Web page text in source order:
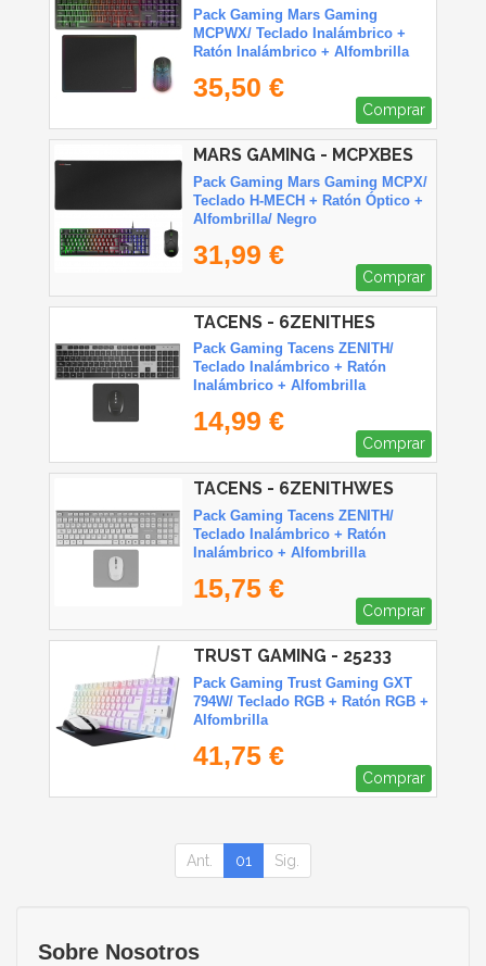
Pack Gaming Mars Gaming
MCPWX/ Teclado Inalámbrico +
Ratón Inalámbrico + Alfombrilla
35,50 €
Comprar
MARS GAMING - MCPXBES
Pack Gaming Mars Gaming MCPX/
Teclado H-MECH + Ratón Óptico +
Alfombrilla/ Negro
31,99 €
Comprar
TACENS - 6ZENITHES
Pack Gaming Tacens ZENITH/
Teclado Inalámbrico + Ratón
Inalámbrico + Alfombrilla
14,99 €
Comprar
TACENS - 6ZENITHWES
Pack Gaming Tacens ZENITH/
Teclado Inalámbrico + Ratón
Inalámbrico + Alfombrilla
15,75 €
Comprar
TRUST GAMING - 25233
Pack Gaming Trust Gaming GXT
794W/ Teclado RGB + Ratón RGB +
Alfombrilla
41,75 €
Comprar
Ant. 01 Sig.
Sobre Nosotros